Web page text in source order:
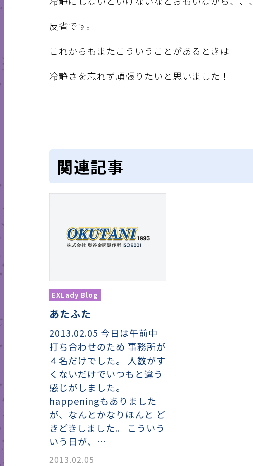
反省です。
これからもまたこういうことがあるときは
冷静さを忘れず頑張りたいと思いました！
関連記事
EXLady Blog
あたふた
2013.02.05 今日は午前中
打ち合わせのため 事務所が
４名だけでした。 人数がす
くないだけでいつもと違う
感じがしました。
happeningもありました
が、なんとかなりほんと ど
きどきしました。 こういう
いう日が、…
2013.02.05